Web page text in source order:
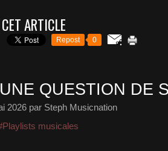
ARTICLE
Repost 0
QUESTION DE
2026 par Steph Musicnation
musicales